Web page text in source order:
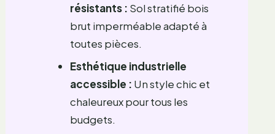
résistants : Sol stratifié bois
brut imperméable adapté à
toutes pièces.
Esthétique industrielle
accessible : Un style chic et
chaleureux pour tous les
budgets.